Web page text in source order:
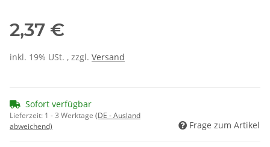
2,37 €
inkl. 19% USt. , zzgl. Versand
Sofort verfügbar
Lieferzeit: 1 - 3 Werktage (DE - Ausland
abweichend)
Frage zum Artikel